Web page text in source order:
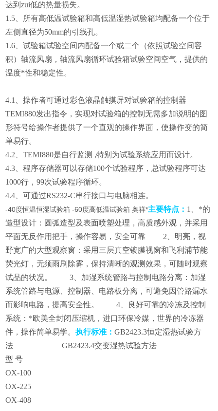
达到zui低的热量损失。
1.5、所有高低温试验箱和高低温湿热试验箱均配备一个位于
左侧直径为50mm的引线孔。
1.6、试验箱试验空间内配备一个或二个（依照试验空间容
积）轴流风扇，轴流风扇循环试验箱试验空间空气，提供的
温度*性和稳定性。
4.1、操作者可通过彩色液晶触摸屏对试验箱的控制器
TEMI880发出指令，实现对试验箱的控制无需多加说明的图
形符号给操作者提供了一个直观的操作界面，使操作变的简
单易行。
4.2、TEMI880是自行监测 ,特别为试验系统应用而设计。
4.3、程序存储器可以存储100个试验程序，总试验程序可达
1000行，99次试验程序循环。
4.4、可通过RS232-C串行接口与电脑相连。
-40度恒温恒湿试验箱 -60度高低温试验箱 奥祥*主要特点： 1、*的
造型设计：圆弧造型及表面喷塑处理，高质感外观，并采用
平面无反作用把手，操作容易，安全可靠 2、明亮，视
野宽广的大型观察窗：采用三层真空镀膜视窗和飞利浦节能
荧光灯，无须雨刷除雾，保持清晰的观测效果，可随时观察
试品的状况。 3、加湿系统管路与控制电路分离：加湿
系统管路与电源、控制器、电路板分离，可避免因管路漏水
而影响电路，提高安全性。 4、良好可靠的冷冻及控制
系统：*欧美全封闭压缩机，进口环保冷媒，世界的冷冻器
件，操作简单易学。执行标准：GB2423.3恒定湿热试验方
法 GB2423.4交变湿热试验方法
型 号
OX-100
OX-225
OX-408